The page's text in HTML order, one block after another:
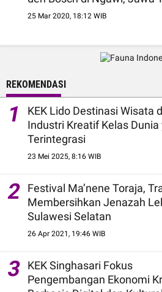
25 Mar 2020, 18:12 WIB
REKOMENDASI
1
KEK Lido Destinasi Wisata
Industri Kreatif Kelas Dunia
Terintegrasi
23 Mei 2025, 8:16 WIB
2
Festival Ma’nene Toraja,
Membersihkan Jenazah
Sulawesi Selatan
26 Apr 2021, 19:46 WIB
3
KEK Singhasari Fokus
Pengembangan Ekonomi